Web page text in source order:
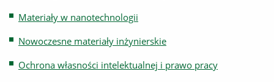
Materiały w nanotechnologii
Nowoczesne materiały inżynierskie
Ochrona własności intelektualnej i prawo pracy